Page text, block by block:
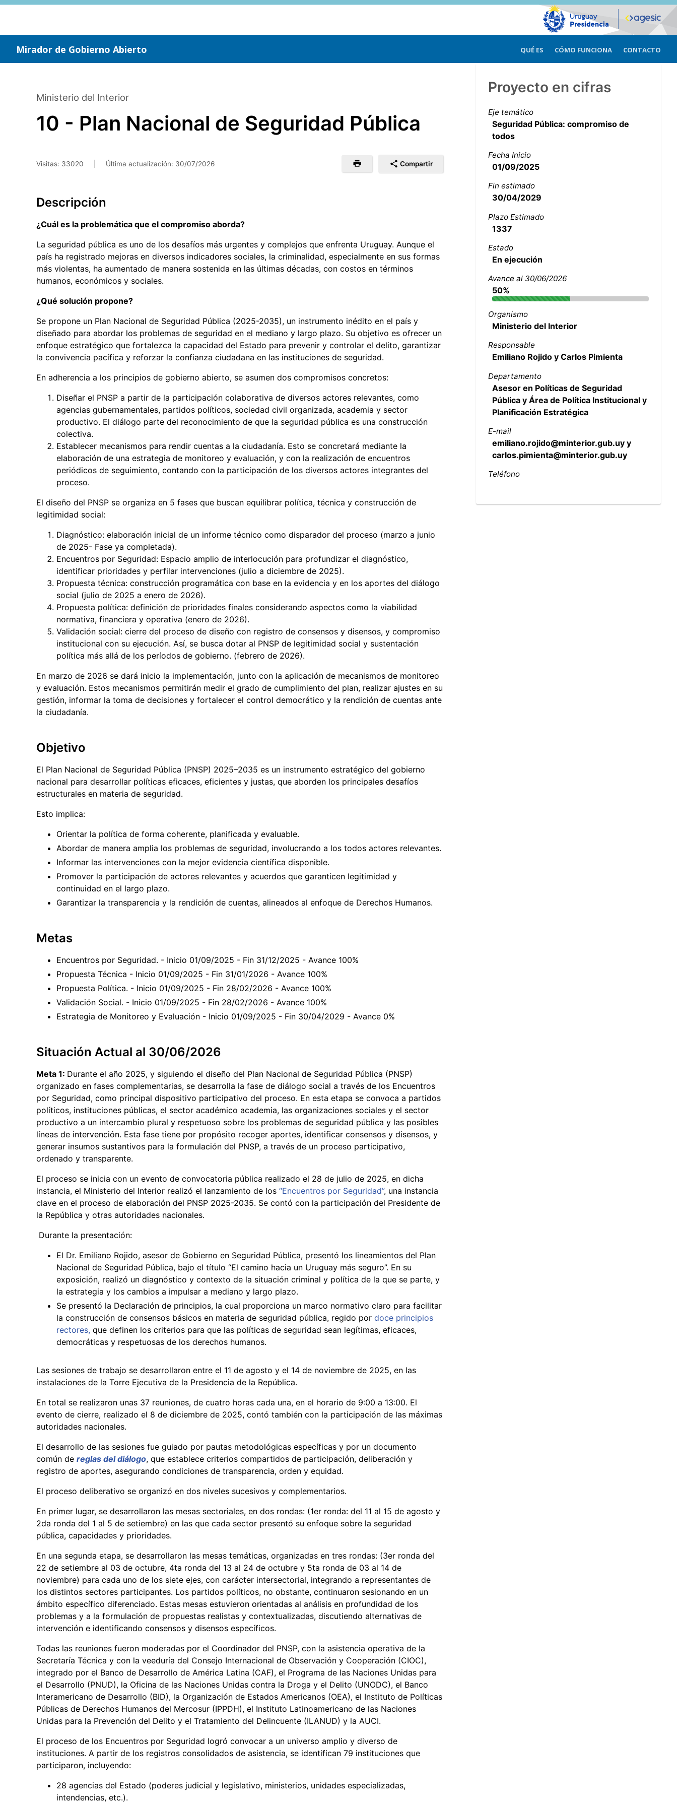
Saltar
Mirador de Gobierno Abierto QUÉ ES CÓMO FUNCIONA CONTACTO
Ministerio del Interior
10 - Plan Nacional de Seguridad Pública
Visitas: 33020 Última actualización: 30/07/2026 Compartir
Descripción
¿Cuál es la problemática que el compromiso aborda?
La seguridad pública es uno de los desafíos más urgentes y complejos que enfrenta Uruguay. Aunque el
país ha registrado mejoras en diversos indicadores sociales, la criminalidad, especialmente en sus formas
más violentas, ha aumentado de manera sostenida en las últimas décadas, con costos en términos
humanos, económicos y sociales.
¿Qué solución propone?
Se propone un Plan Nacional de Seguridad Pública (2025-2035), un instrumento inédito en el país y
diseñado para abordar los problemas de seguridad en el mediano y largo plazo. Su objetivo es ofrecer un
enfoque estratégico que fortalezca la capacidad del Estado para prevenir y controlar el delito, garantizar
la convivencia pacífica y reforzar la confianza ciudadana en las instituciones de seguridad.
En adherencia a los principios de gobierno abierto, se asumen dos compromisos concretos:
Diseñar el PNSP a partir de la participación colaborativa de diversos actores relevantes, como
agencias gubernamentales, partidos políticos, sociedad civil organizada, academia y sector
productivo. El diálogo parte del reconocimiento de que la seguridad pública es una construcción
colectiva.
Establecer mecanismos para rendir cuentas a la ciudadanía. Esto se concretará mediante la
elaboración de una estrategia de monitoreo y evaluación, y con la realización de encuentros
periódicos de seguimiento, contando con la participación de los diversos actores integrantes del
proceso.
El diseño del PNSP se organiza en 5 fases que buscan equilibrar política, técnica y construcción de
legitimidad social:
Diagnóstico: elaboración inicial de un informe técnico como disparador del proceso (marzo a junio
de 2025- Fase ya completada).
Encuentros por Seguridad: Espacio amplio de interlocución para profundizar el diagnóstico,
identificar prioridades y perfilar intervenciones (julio a diciembre de 2025).
Propuesta técnica: construcción programática con base en la evidencia y en los aportes del diálogo
social (julio de 2025 a enero de 2026).
Propuesta política: definición de prioridades finales considerando aspectos como la viabilidad
normativa, financiera y operativa (enero de 2026).
Validación social: cierre del proceso de diseño con registro de consensos y disensos, y compromiso
institucional con su ejecución. Así, se busca dotar al PNSP de legitimidad social y sustentación
política más allá de los períodos de gobierno. (febrero de 2026).
En marzo de 2026 se dará inicio la implementación, junto con la aplicación de mecanismos de monitoreo
y evaluación. Estos mecanismos permitirán medir el grado de cumplimiento del plan, realizar ajustes en su
gestión, informar la toma de decisiones y fortalecer el control democrático y la rendición de cuentas ante
la ciudadanía.
Objetivo
El Plan Nacional de Seguridad Pública (PNSP) 2025–2035 es un instrumento estratégico del gobierno
nacional para desarrollar políticas eficaces, eficientes y justas, que aborden los principales desafíos
estructurales en materia de seguridad.
Esto implica:
Orientar la política de forma coherente, planificada y evaluable.
Abordar de manera amplia los problemas de seguridad, involucrando a los todos actores relevantes.
Informar las intervenciones con la mejor evidencia científica disponible.
Promover la participación de actores relevantes y acuerdos que garanticen legitimidad y
continuidad en el largo plazo.
Garantizar la transparencia y la rendición de cuentas, alineados al enfoque de Derechos Humanos.
Metas
Encuentros por Seguridad. - Inicio 01/09/2025 - Fin 31/12/2025 - Avance 100%
Propuesta Técnica - Inicio 01/09/2025 - Fin 31/01/2026 - Avance 100%
Propuesta Política. - Inicio 01/09/2025 - Fin 28/02/2026 - Avance 100%
Validación Social. - Inicio 01/09/2025 - Fin 28/02/2026 - Avance 100%
Estrategia de Monitoreo y Evaluación - Inicio 01/09/2025 - Fin 30/04/2029 - Avance 0%
Situación Actual al 30/06/2026
Meta 1: Durante el año 2025, y siguiendo el diseño del Plan Nacional de Seguridad Pública (PNSP)
organizado en fases complementarias, se desarrolla la fase de diálogo social a través de los Encuentros
por Seguridad, como principal dispositivo participativo del proceso. En esta etapa se convoca a partidos
políticos, instituciones públicas, el sector académico academia, las organizaciones sociales y el sector
productivo a un intercambio plural y respetuoso sobre los problemas de seguridad pública y las posibles
líneas de intervención. Esta fase tiene por propósito recoger aportes, identificar consensos y disensos, y
generar insumos sustantivos para la formulación del PNSP, a través de un proceso participativo,
ordenado y transparente.
El proceso se inicia con un evento de convocatoria pública realizado el 28 de julio de 2025, en dicha
instancia, el Ministerio del Interior realizó el lanzamiento de los “Encuentros por Seguridad”, una instancia
clave en el proceso de elaboración del PNSP 2025-2035. Se contó con la participación del Presidente de
la República y otras autoridades nacionales.
Durante la presentación:
El Dr. Emiliano Rojido, asesor de Gobierno en Seguridad Pública, presentó los lineamientos del Plan
Nacional de Seguridad Pública, bajo el título “El camino hacia un Uruguay más seguro”. En su
exposición, realizó un diagnóstico y contexto de la situación criminal y política de la que se parte, y
la estrategia y los cambios a impulsar a mediano y largo plazo.
Se presentó la Declaración de principios, la cual proporciona un marco normativo claro para facilitar
la construcción de consensos básicos en materia de seguridad pública, regido por doce principios
rectores, que definen los criterios para que las políticas de seguridad sean legítimas, eficaces,
democráticas y respetuosas de los derechos humanos.
Las sesiones de trabajo se desarrollaron entre el 11 de agosto y el 14 de noviembre de 2025, en las
instalaciones de la Torre Ejecutiva de la Presidencia de la República.
En total se realizaron unas 37 reuniones, de cuatro horas cada una, en el horario de 9:00 a 13:00. El
evento de cierre, realizado el 8 de diciembre de 2025, contó también con la participación de las máximas
autoridades nacionales.
El desarrollo de las sesiones fue guiado por pautas metodológicas específicas y por un documento
común de reglas del diálogo, que establece criterios compartidos de participación, deliberación y
registro de aportes, asegurando condiciones de transparencia, orden y equidad.
El proceso deliberativo se organizó en dos niveles sucesivos y complementarios.
En primer lugar, se desarrollaron las mesas sectoriales, en dos rondas: (1er ronda: del 11 al 15 de agosto y
2da ronda del 1 al 5 de setiembre) en las que cada sector presentó su enfoque sobre la seguridad
pública, capacidades y prioridades.
En una segunda etapa, se desarrollaron las mesas temáticas, organizadas en tres rondas: (3er ronda del
22 de setiembre al 03 de octubre, 4ta ronda del 13 al 24 de octubre y 5ta ronda de 03 al 14 de
noviembre) para cada uno de los siete ejes, con carácter intersectorial, integrando a representantes de
los distintos sectores participantes. Los partidos políticos, no obstante, continuaron sesionando en un
ámbito específico diferenciado. Estas mesas estuvieron orientadas al análisis en profundidad de los
problemas y a la formulación de propuestas realistas y contextualizadas, discutiendo alternativas de
intervención e identificando consensos y disensos específicos.
Todas las reuniones fueron moderadas por el Coordinador del PNSP, con la asistencia operativa de la
Secretaría Técnica y con la veeduría del Consejo Internacional de Observación y Cooperación (CIOC),
integrado por el Banco de Desarrollo de América Latina (CAF), el Programa de las Naciones Unidas para
el Desarrollo (PNUD), la Oficina de las Naciones Unidas contra la Droga y el Delito (UNODC), el Banco
Interamericano de Desarrollo (BID), la Organización de Estados Americanos (OEA), el Instituto de Políticas
Públicas de Derechos Humanos del Mercosur (IPPDH), el Instituto Latinoamericano de las Naciones
Unidas para la Prevención del Delito y el Tratamiento del Delincuente (ILANUD) y la AUCI.
El proceso de los Encuentros por Seguridad logró convocar a un universo amplio y diverso de
instituciones. A partir de los registros consolidados de asistencia, se identifican 79 instituciones que
participaron, incluyendo:
28 agencias del Estado (poderes judicial y legislativo, ministerios, unidades especializadas,
intendencias, etc.).
Proyecto en cifras
Eje temático
Seguridad Pública: compromiso de
todos
Fecha Inicio
01/09/2025
Fin estimado
30/04/2029
Plazo Estimado
1337
Estado
En ejecución
Avance al 30/06/2026
50%
Organismo
Ministerio del Interior
Responsable
Emiliano Rojido y Carlos Pimienta
Departamento
Asesor en Políticas de Seguridad
Pública y Área de Política Institucional y
Planificación Estratégica
E-mail
emiliano.rojido@minterior.gub.uy y
carlos.pimienta@minterior.gub.uy
Teléfono